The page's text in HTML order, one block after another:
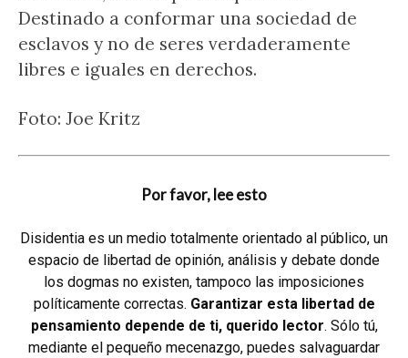
Destinado a conformar una sociedad de
esclavos y no de seres verdaderamente
libres e iguales en derechos.
Foto: Joe Kritz
Por favor, lee esto
Disidentia es un medio totalmente orientado al público, un
espacio de libertad de opinión, análisis y debate donde
los dogmas no existen, tampoco las imposiciones
políticamente correctas. Garantizar esta libertad de
pensamiento depende de ti, querido lector. Sólo tú,
mediante el pequeño mecenazgo, puedes salvaguardar